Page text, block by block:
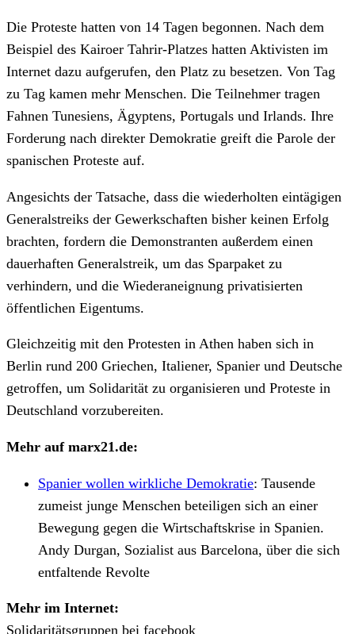
Die Proteste hatten von 14 Tagen begonnen. Nach dem
Beispiel des Kairoer Tahrir-Platzes hatten Aktivisten im
Internet dazu aufgerufen, den Platz zu besetzen. Von Tag
zu Tag kamen mehr Menschen. Die Teilnehmer tragen
Fahnen Tunesiens, Ägyptens, Portugals und Irlands. Ihre
Forderung nach direkter Demokratie greift die Parole der
spanischen Proteste auf.
Angesichts der Tatsache, dass die wiederholten eintägigen
Generalstreiks der Gewerkschaften bisher keinen Erfolg
brachten, fordern die Demonstranten außerdem einen
dauerhaften Generalstreik, um das Sparpaket zu
verhindern, und die Wiederaneignung privatisierten
öffentlichen Eigentums.
Gleichzeitig mit den Protesten in Athen haben sich in
Berlin rund 200 Griechen, Italiener, Spanier und Deutsche
getroffen, um Solidarität zu organisieren und Proteste in
Deutschland vorzubereiten.
Mehr auf marx21.de:
Spanier wollen wirkliche Demokratie: Tausende
zumeist junge Menschen beteiligen sich an einer
Bewegung gegen die Wirtschaftskrise in Spanien.
Andy Durgan, Sozialist aus Barcelona, über die sich
entfaltende Revolte
Mehr im Internet:
Solidaritätsgruppen bei facebook